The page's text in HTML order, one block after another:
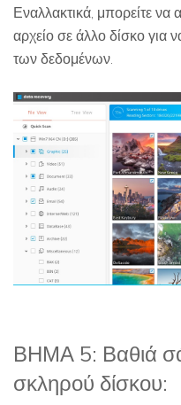
Εναλλακτικά, μπορείτε να
αρχείο σε άλλο δίσκο για
των δεδομένων.
ΒΗΜΑ 5: Βαθιά
σκληρού δίσκου: